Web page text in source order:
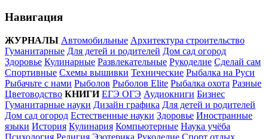
Навигация
ЖУРНАЛЫ Автомобильные Архитектура строительство
Гуманитарные Для детей и родителей Дом сад огород
Здоровье Кулинарные Развлекательные Рукоделие Сделай сам
Спортивные Схемы вышивки Технические Рыбалка на Руси
Рыбачьте с нами Рыболов Рыболов Elite Рыбалка охота Разные
Цветоводство КНИГИ ЕГЭ ОГЭ Аудиокниги Бизнес
Гуманитарные науки Дизайн графика Для детей и родителей
Дом сад огород Естественные науки Здоровье Иностранные
языки История Кулинария Компьютерные Наука учёба
Психология Религия Эзотерика Рукоделие Спорт отдых